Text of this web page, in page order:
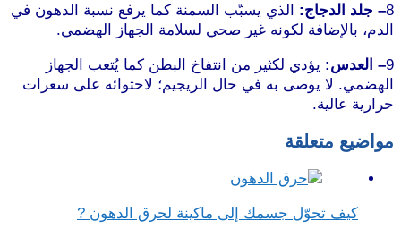
8– جلد الدجاج: الذي يسبّب السمنة كما يرفع نسبة الدهون في
الدم، بالإضافة لكونه غير صحي لسلامة الجهاز الهضمي.
9– العدس: يؤدي لكثير من انتفاخ البطن كما يُتعب الجهاز
الهضمي. لا يوصى به في حال الريجيم؛ لاحتوائه على سعرات
حرارية عالية.
مواضيع متعلقة
كيف تحوّل جسمك إلى ماكينة لحرق الدهون ?